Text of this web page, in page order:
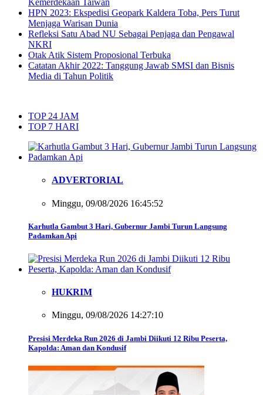
Kemerdekaan Taiwan
HPN 2023: Ekspedisi Geopark Kaldera Toba, Pers Turut
Menjaga Warisan Dunia
Refleksi Satu Abad NU Sebagai Penjaga dan Pengawal
NKRI
Otak Atik Sistem Proposional Terbuka
Catatan Akhir 2022: Tanggung Jawab SMSI dan Bisnis
Media di Tahun Politik
TOP 24 JAM
TOP 7 HARI
ADVERTORIAL
Minggu, 09/08/2026 16:45:52
Karhutla Gambut 3 Hari, Gubernur Jambi Turun Langsung
Padamkan Api
HUKRIM
Minggu, 09/08/2026 14:27:10
Presisi Merdeka Run 2026 di Jambi Diikuti 12 Ribu Peserta,
Kapolda: Aman dan Kondusif